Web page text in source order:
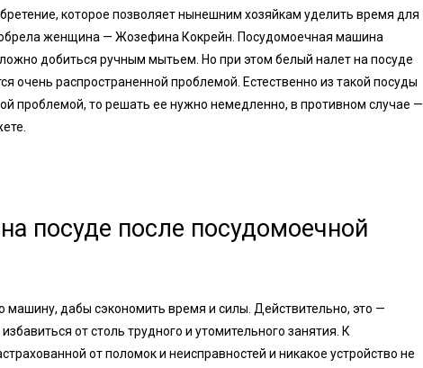
которое позволяет нынешним хозяйкам уделить время для
женщина — Жозефина Кокрейн. Посудомоечная машина
добиться ручным мытьем. Но при этом белый налет на посуде
очень распространенной проблемой. Естественно из такой посуды
проблемой, то решать ее нужно немедленно, в противном случае —
посуде после посудомоечной
дабы сэкономить время и силы. Действительно, это —
от столь трудного и утомительного занятия. К
от поломок и неисправностей и никакое устройство не